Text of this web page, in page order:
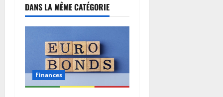
DANS LA MÊME CATÉGORIE
Finances